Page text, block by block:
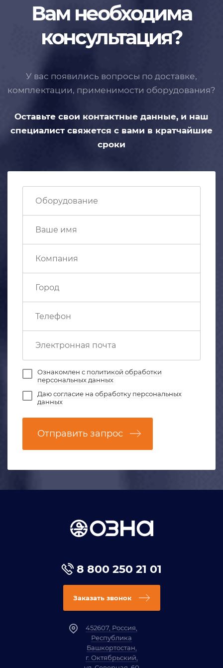
Вам необходима
консультация?
У вас появились вопросы по доставке,
комплектации, применимости оборудования?
Оставьте свои контактные данные, и наш
специалист свяжется с вами в кратчайшие
сроки
Ознакомлен с политикой обработки
персональных данных
Даюсогласие на обработку персональных
данных
Отправить запрос
8 800 250 21 01
Заказать звонок
452607, Россия,
Республика
Башкортостан,
г. Октябрьский,